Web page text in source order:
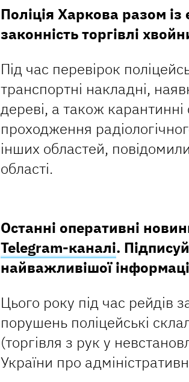
Поліція Харкова разом
законність торгівлі
Під час перевірок
транспортні накладні,
дереві, а також
проходження
інших областей, повідомили
області.
Останні оперативні
Telegram-каналі.
найважливішої
Цього року під час рейдів
порушень поліцейські
(торгівля з рук у
України про